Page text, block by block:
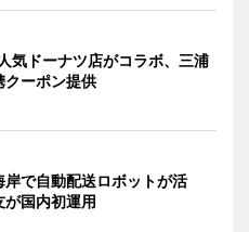
気ドーナツ店がコラボ、三浦
クーポン提供
岸で自動配送ロボットが活
国内初運用